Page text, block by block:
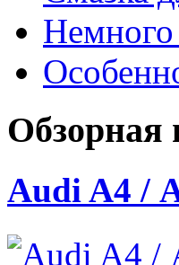
Немного
Audi A4 /